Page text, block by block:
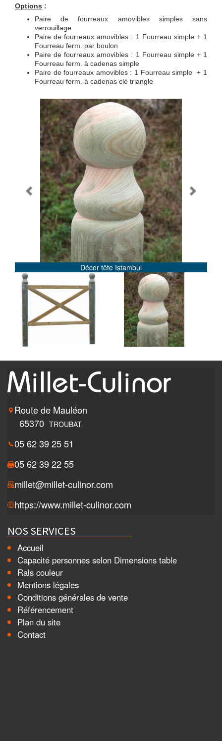
Options :
Paire de fourreaux amovibles simples sans
verrouillage
Paire de fourreaux amovibles : 1 Fourreau simple + 1
Fourreau ferm. par boulon
Paire de fourreaux amovibles : 1 Fourreau simple + 1
Fourreau ferm. à cadenas simple
Paire de fourreaux amovibles : 1 Fourreau simple + 1
Fourreau ferm. à cadenas clé triangle
Décor tête Istambul
Previous
Route de Mauléon
65370 TROUBAT
05 62 39 25 51
05 62 39 22 55
millet@millet-culinor.com
https://www.millet-culinor.com
NOS SERVICES
Accueil
Capacité personnes selon Dimensions table
Rals couleur
Mentions légales
Conditions générales de vente
Référencement
Plan du site
Contact